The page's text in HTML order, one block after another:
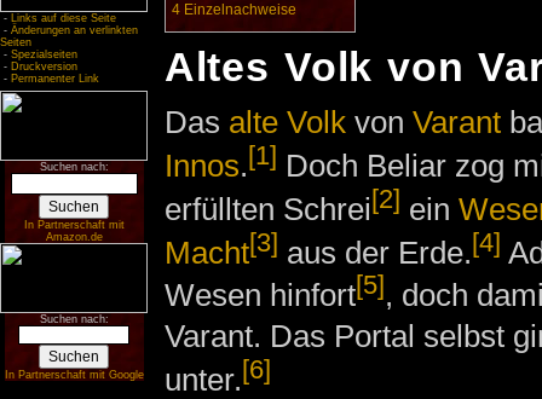
- Links auf diese Seite
- Änderungen an verlinkten
Seiten
- Spezialseiten
- Druckversion
- Permanenter Link
Suchen nach:
In Partnerschaft mit
Amazon.de
Suchen nach:
In Partnerschaft mit Google
4 Einzelnachweise
Altes Volk von
Das alte Volkvon Varant
Innos.[1] Doch Beliar zog
erfüllten Schrei[2] ein
Macht[3] aus der Erde.[4]
Wesen hinfort[5] , doch
Varant. Das Portal selbst
unter.[6]